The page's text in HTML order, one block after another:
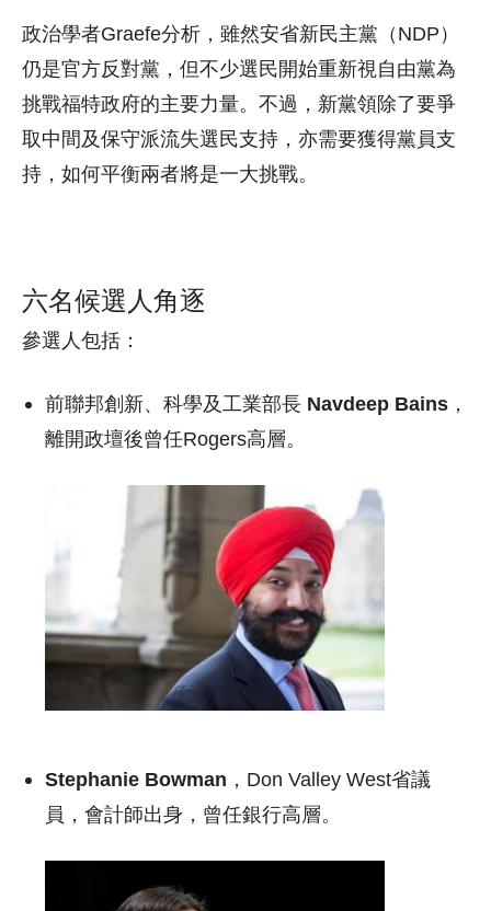
政治學者Graefe分析，雖然安省新民主黨（NDP）
仍是官方反對黨，但不少選民開始重新視自由黨為
挑戰福特政府的主要力量。不過，新黨領除了要爭
取中間及保守派流失選民支持，亦需要獲得黨員支
持，如何平衡兩者將是一大挑戰。
六名候選人角逐
參選人包括：
前聯邦創新、科學及工業部長 Navdeep Bains ，
離開政壇後曾任Rogers高層。
Stephanie Bowman ，Don Valley West省議
員，會計師出身，曾任銀行高層。